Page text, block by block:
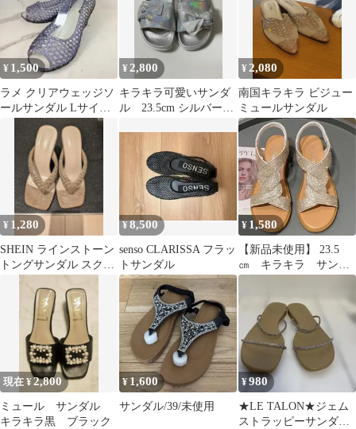
¥ 1,500
ラメ クリアウェッジソ
ールサンダル Lサイズ
オープントゥ 夏 サンダ
¥ 2,800
キラキラ可愛いサンダ
ル 23.5cm シルバー
¥ 2,080
南国キラキラ ビジュー
ミュールサンダル
¥ 1,280
SHEIN ラインストーン
トングサンダル スクエ
アトウ クリアヒール 35
¥8,500
senso CLARISSA フラッ
トサンダル
¥ 1,580
【新品未使用】 23.5
㎝ キラキラ サンダ
ル ゴールド かかとゴ
現在 ¥2,800
ミュール サンダル
キラキラ黒 ブラック
¥ 1,600
サンダル/39/未使用
¥980
★LE TALON★ジェム
ストラッピーサンダル